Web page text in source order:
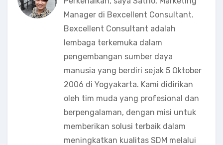
Manager di Bexcellent Consultant.
Bexcellent Consultant adalah
lembaga terkemuka dalam
pengembangan sumber daya
manusia yang berdiri sejak 5 Oktober
2006 di Yogyakarta. Kami didirikan
oleh tim muda yang profesional dan
berpengalaman, dengan misi untuk
memberikan solusi terbaik dalam
meningkatkan kualitas SDM melalui